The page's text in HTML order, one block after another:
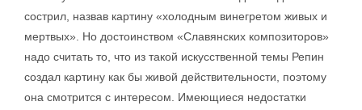
сострил, назвав картину «холодным винегретом живых и
мертвых». Но достоинством «Славянских композиторов»
надо считать то, что из такой искусственной темы Репин
создал картину как бы живой действительности, поэтому
она смотрится с интересом. Имеющиеся недостатки